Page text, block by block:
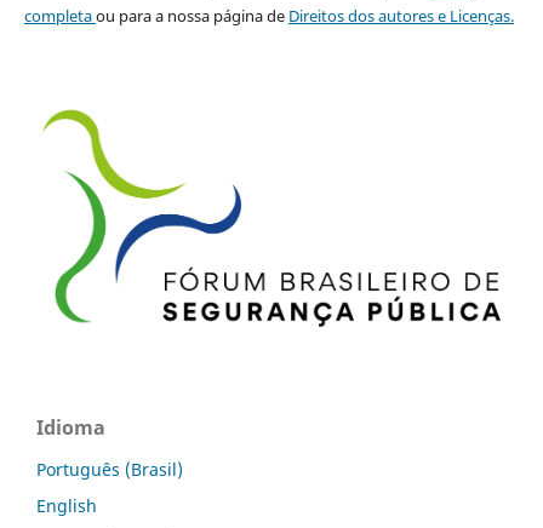
completaou para a nossa página de Direitos dos autores e Licenças.
Idioma
Português (Brasil)
English